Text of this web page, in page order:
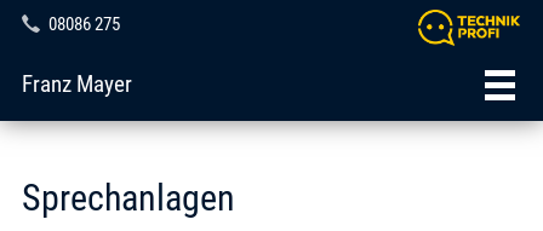
08086 275
Franz Mayer
Sprechanlagen